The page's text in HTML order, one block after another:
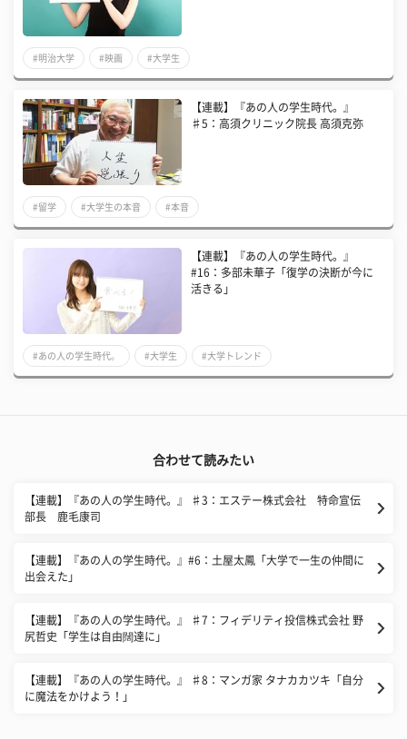
#明治大学 #映画 #大学生
【連載】『あの人の学生時代。』
♯5：高須クリニック院長 高須克弥
#留学 #大学生の本音 #本音
​【連載】『あの人の学生時代。』
#16：多部未華子「復学の決断が今に
活きる」
#あの人の学生時代。 #大学生 #大学トレンド
合わせて読みたい
【連載】『あの人の学生時代。』 ♯3：エステー株式会社 特命宣伝
部長 鹿毛康司
​【連載】『あの人の学生時代。』#6：土屋太鳳「大学で一生の仲間に
出会えた」
【連載】『あの人の学生時代。』 ♯7：フィデリティ投信株式会社 野
尻哲史「学生は自由闊達に」
【連載】『あの人の学生時代。』 ♯8：マンガ家 タナカカツキ「自分
に魔法をかけよう！」